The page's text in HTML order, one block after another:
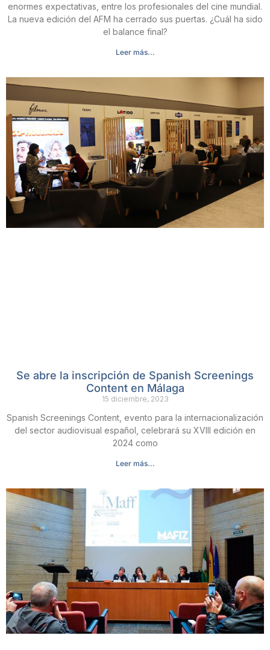
enormes expectativas, entre los profesionales del cine mundial.
La nueva edición del AFM ha cerrado sus puertas. ¿Cuál ha sido
el balance final?
Leer más...
Se abre la inscripción de Spanish Screenings
Content en Málaga
15 diciembre, 2023
Spanish Screenings Content, evento para la internacionalización
del sector audiovisual español, celebrará su XVIII edición en
2024 como
Leer más...